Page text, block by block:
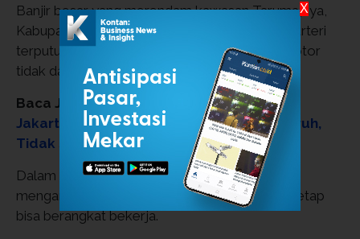
Banjir besar yang merendam kawasan Tarumajaya,
Kabupaten Bekasi, menyebabkan akses jalan arteri
terputus total, sehingga ribuan pengendara motor
tidak dapat melintas menuju Jakarta.
Baca Juga:Pramono: Penanganan Banjir
Jakarta Harus Dilakukan Secara Menyeluruh,
Tidak Sporadis
Dalam kondisi tersebut, kepolisian kembali
mengambil langkah diskresi agar masyarakat tetap
bisa berangkat bekerja.
X